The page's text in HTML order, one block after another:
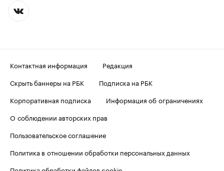
Контактная информация
Редакция
Скрыть баннеры на РБК
Подписка на РБК
Корпоративная подписка
Информация об ограничениях
О соблюдении авторских прав
Пользовательское соглашение
Политика в отношении обработки персональных данных